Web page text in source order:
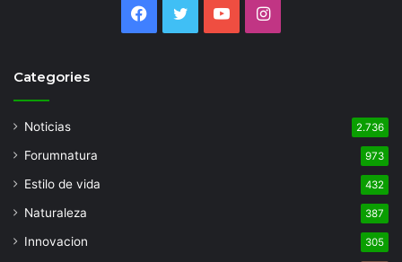
Facebook
TwitterYouTubeInstagram
Categories
Noticias 2.736
Forumnatura 973
Estilo de vida 432
Naturaleza 387
Innovacion 305